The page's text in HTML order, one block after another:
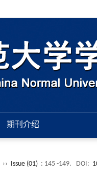
期刊介绍
›› Issue (01) : 145 -149. DOI: